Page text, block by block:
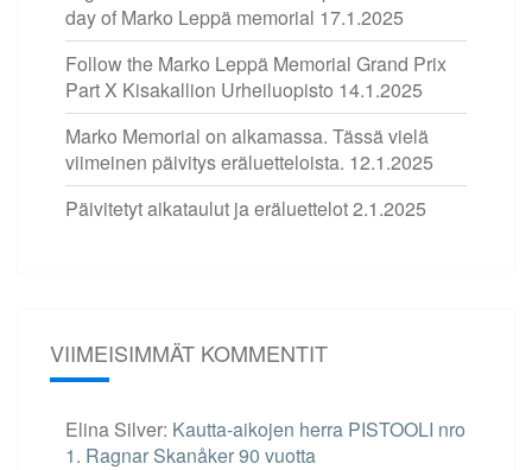
day of Marko Leppä memorial 17.1.2025
Follow the Marko Leppä Memorial Grand Prix
Part X Kisakallion Urheiluopisto 14.1.2025
Marko Memorial on alkamassa. Tässä vielä
viimeinen päivitys eräluetteloista. 12.1.2025
Päivitetyt aikataulut ja eräluettelot2.1.2025
VIIMEISIMMÄT KOMMENTIT
Elina Silver: Kautta-aikojen herra PISTOOLI nro
1. Ragnar Skanåker 90 vuotta